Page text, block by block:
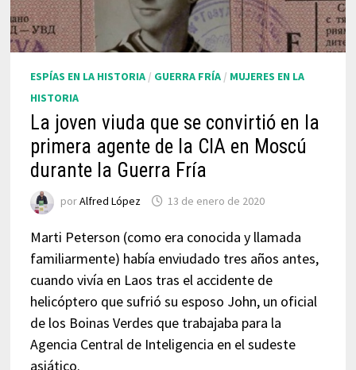
ESPÍAS EN LA HISTORIA/ GUERRA FRÍA/ MUJERES EN LA
HISTORIA
La joven viuda que se convirtió en la
primera agente de la CIA en Moscú
durante la Guerra Fría
porAlfred López 13 de enero de 2020
Marti Peterson (como era conocida y llamada
familiarmente) había enviudado tres años antes,
cuando vivía en Laos tras el accidente de
helicóptero que sufrió su esposo John, un oficial
de los Boinas Verdes que trabajaba para la
Agencia Central de Inteligencia en el sudeste
asiático.